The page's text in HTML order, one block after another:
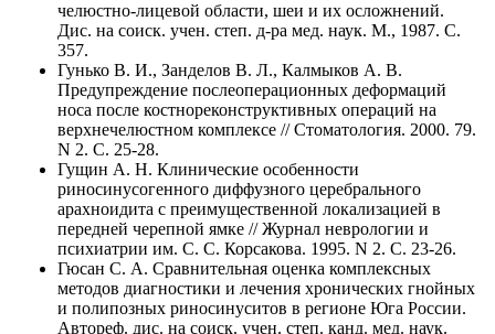
челюстно-лицевой области, шеи и их осложнений.
Дис. на соиск. учен. степ. д-ра мед. наук. М., 1987. C.
357.
Гунько В. И., Занделов В. Л., Калмыков А. В.
Предупреждение послеоперационных деформаций
носа после костнореконструктивных операций на
верхнечелюстном комплексе // Стоматология. 2000. 79.
N 2. C. 25-28.
Гущин А. Н. Клинические особенности
риносинусогенного диффузного церебрального
арахноидита с преимущественной локализацией в
передней черепной ямке // Журнал неврологии и
психиатрии им. С. С. Корсакова. 1995. N 2. C. 23-26.
Гюсан С. А. Сравнительная оценка комплексных
методов диагностики и лечения хронических гнойных
и полипозных риносинуситов в регионе Юга России.
Автореф. дис. на соиск. учен. степ. канд. мед. наук.